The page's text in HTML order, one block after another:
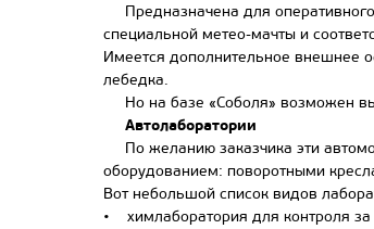
Предназначена для
специальной метео-мачты и
Имеется дополнительное внешнее
лебедка.
Но на базе «Соболя» возможен
Автолаборатории
По желанию заказчика эти
оборудованием: поворотными
Вот небольшой список видов
• химлаборатория для контроля за